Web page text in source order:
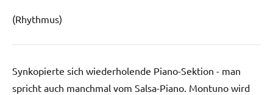
(Rhythmus)
Synkopierte sich wiederholende Piano-Sektion - man
spricht auch manchmal vom Salsa-Piano. Montuno wird